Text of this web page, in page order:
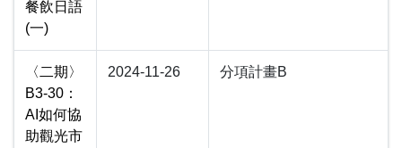
餐飲日語
(一)
〈二期〉
B3-30：
AI如何協
助觀光市
2024-11-26 分項計畫B